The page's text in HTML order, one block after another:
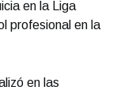
en la Liga
profesional en la
en las